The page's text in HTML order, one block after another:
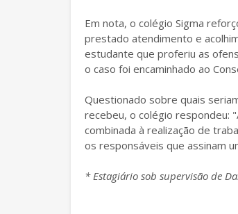
Em nota, o colégio Sigma
prestado atendimento e
estudante que proferiu as
o caso foi encaminhado ao
Questionado sobre quais
recebeu, o colégio respondeu:
combinada à realização de
os responsáveis que assinam
* Estagiário sob supervisão de